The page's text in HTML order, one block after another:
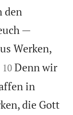
den
—
Werken,


10 Denn wir
in
die Gott